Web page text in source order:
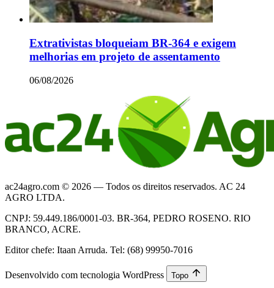
Extrativistas bloqueiam BR-364 e exigem
melhorias em projeto de assentamento
06/08/2026
ac24agro.com © 2026 — Todos os direitos reservados. AC 24
AGRO LTDA.
CNPJ: 59.449.186/0001-03. BR-364, PEDRO ROSENO. RIO
BRANCO, ACRE.
Editor chefe: Itaan Arruda. Tel: (68) 99950-7016
Desenvolvido com tecnologia WordPress Topo